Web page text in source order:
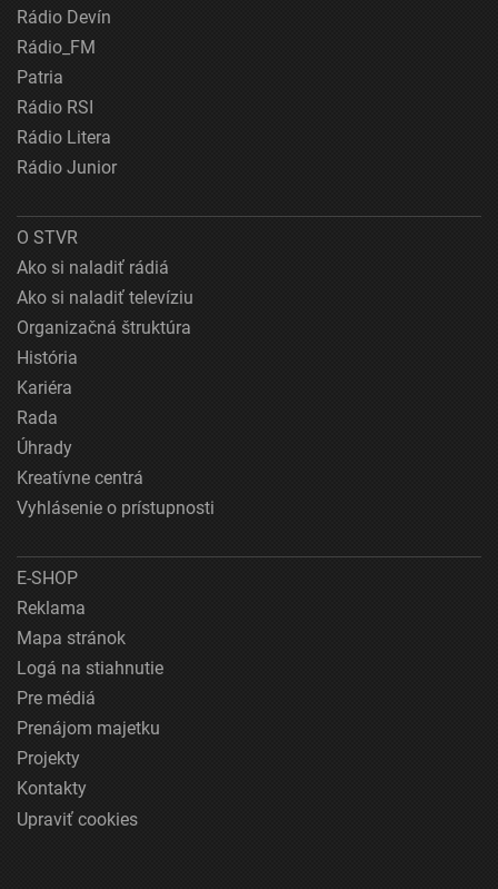
Rádio Devín
Rádio_FM
Patria
Rádio RSI
Rádio Litera
Rádio Junior
O STVR
Ako si naladiť rádiá
Ako si naladiť televíziu
Organizačná štruktúra
História
Kariéra
Rada
Úhrady
Kreatívne centrá
Vyhlásenie o prístupnosti
E-SHOP
Reklama
Mapa stránok
Logá na stiahnutie
Pre médiá
Prenájom majetku
Projekty
Kontakty
Upraviť cookies